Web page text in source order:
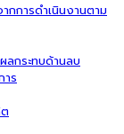
กการดำเนินงานตาม
กระทบด้านลบ
าร